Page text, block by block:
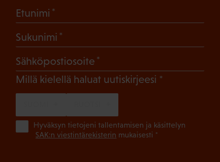
Etunimi
Sukunimi
Sähköpostiosoite
Millä kielellä haluat uutiskirjeesi (Pakollinen)
Hyväksyn tietojeni tallentamisen ja käsittelyn
SAK:n viestintärekisterin mukaisesti *